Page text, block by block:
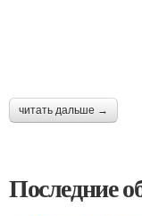
читать дальше →
Последние